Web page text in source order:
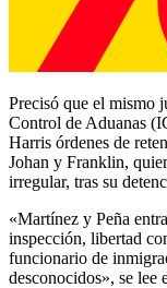
Precisó que el mismo
Control de Aduanas
Harris órdenes de
Johan y Franklin,
irregular, tras su
«Martínez y Peña
inspección, libertad
funcionario de
desconocidos», se